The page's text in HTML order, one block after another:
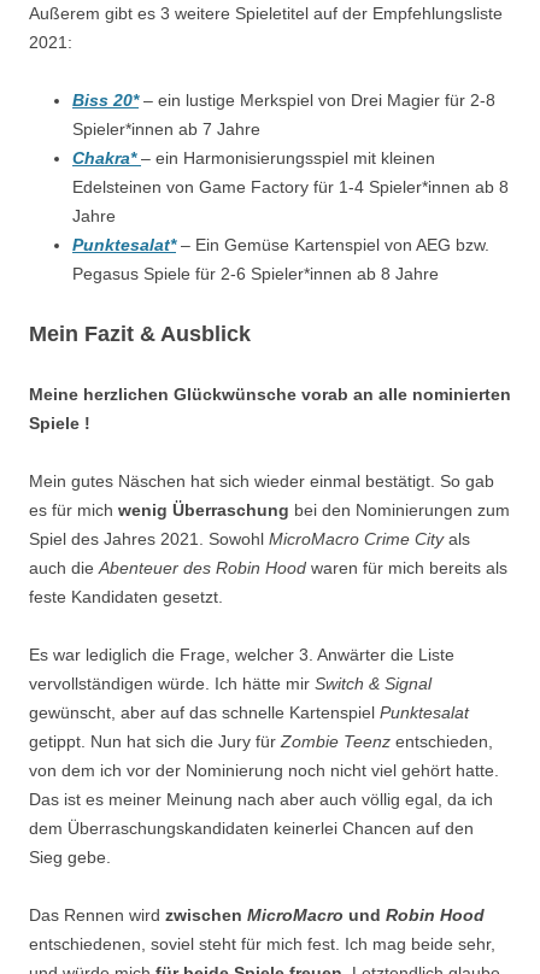
Außerem gibt es 3 weitere Spieletitel auf der Empfehlungsliste
2021:
Biss 20*– ein lustige Merkspiel von Drei Magier für 2-8
Spieler*innen ab 7 Jahre
Chakra* – ein Harmonisierungsspiel mit kleinen
Edelsteinen von Game Factory für 1-4 Spieler*innen ab 8
Jahre
Punktesalat*– Ein Gemüse Kartenspiel von AEG bzw.
Pegasus Spiele für 2-6 Spieler*innen ab 8 Jahre
Mein Fazit & Ausblick
Meine herzlichen Glückwünsche vorab an alle nominierten
Spiele !
Mein gutes Näschen hat sich wieder einmal bestätigt. So gab
es für mich wenig Überraschung bei den Nominierungen zum
Spiel des Jahres 2021. Sowohl MicroMacro Crime Cityals
auch dieAbenteuer des Robin Hood waren für mich bereits als
feste Kandidaten gesetzt.
Es war lediglich die Frage, welcher 3. Anwärter die Liste
vervollständigen würde. Ich hätte mir Switch & Signal
gewünscht, aber auf das schnelle Kartenspiel Punktesalat
getippt. Nun hat sich die Jury fürZombie Teenz entschieden,
von dem ich vor der Nominierung noch nicht viel gehört hatte.
Das ist es meiner Meinung nach aber auch völlig egal, da ich
dem Überraschungskandidaten keinerlei Chancen auf den
Sieg gebe.
Das Rennen wird zwischen MicroMacro und Robin Hood
entschiedenen, soviel steht für mich fest. Ich mag beide sehr,